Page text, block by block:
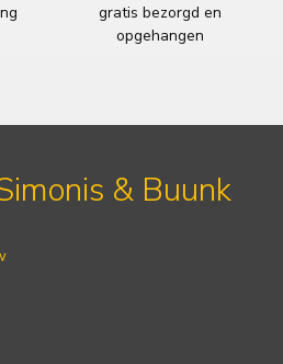
gratis bezorgd en
opgehangen
& Buunk